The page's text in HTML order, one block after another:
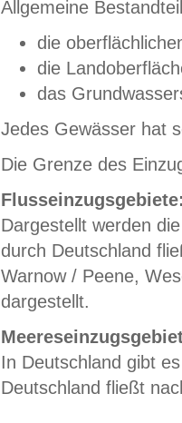
Allgemeine
die
die
das
Jedes Gewässer hat
Die Grenze des
Dargestellt werden
durch Deutschland
Warnow / Peene,
dargestellt.
In Deutschland gibt
Deutschland fließt